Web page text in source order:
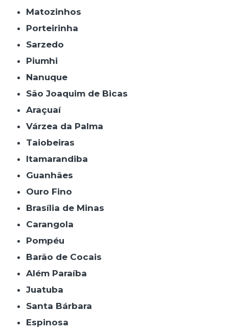
Matozinhos
Porteirinha
Sarzedo
Piumhi
Nanuque
São Joaquim de Bicas
Araçuaí
Várzea da Palma
Taiobeiras
Itamarandiba
Guanhães
Ouro Fino
Brasília de Minas
Carangola
Pompéu
Barão de Cocais
Além Paraíba
Juatuba
Santa Bárbara
Espinosa